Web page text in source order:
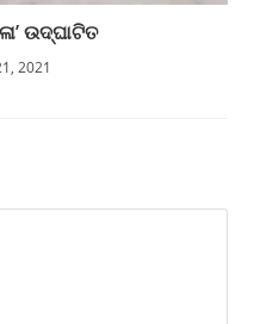
ଉଦ୍‌ଘାଟିତ
2021